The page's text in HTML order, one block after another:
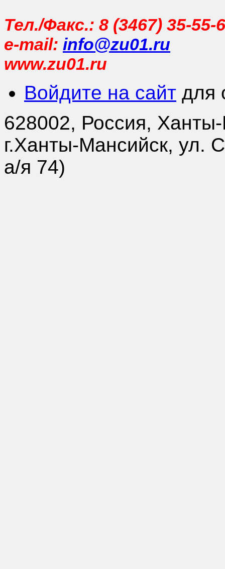
Тел./Факс.: 8 (3467) 35-55-
e-mail: info@zu01.ru
www.zu01.ru
Войдите на сайт для
628002, Россия,
г.Ханты-Мансийск, ул.
а/я 74)